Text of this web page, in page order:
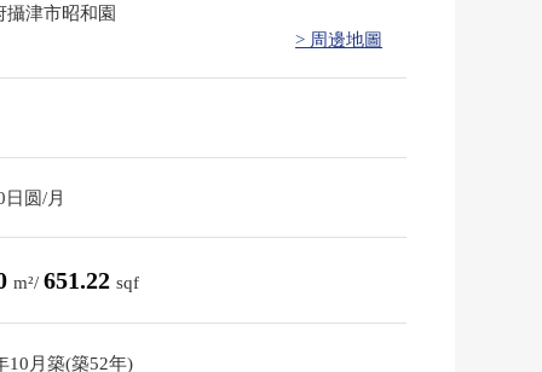
攝津市昭和園
> 周邊地圖
日圆/月
m²/ 651.22 sqf
10月築(築52年)